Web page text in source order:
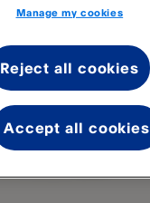
Manage my cookies
Reject all cookies
Accept all cookies